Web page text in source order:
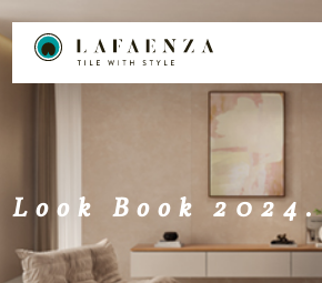
Look Book 2024.